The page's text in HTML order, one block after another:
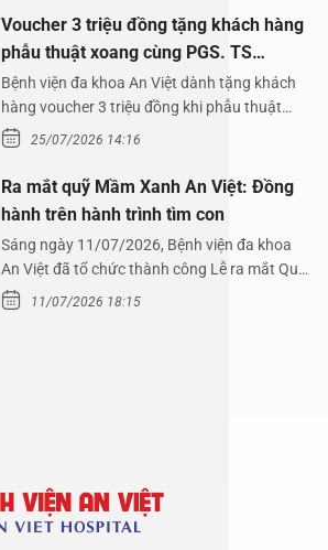
Voucher 3 triệu đồng tặng khách hàng
phẫu thuật xoang cùng PGS. TS
Nguyễn Thị Hoài An
Bệnh viện đa khoa An Việt dành tặng khách
hàng voucher 3 triệu đồng khi phẫu thuật
xoang cùng PGS.…
25/07/2026 14:16
Ra mắt quỹ Mầm Xanh An Việt: Đồng
hành trên hành trình tìm con
Sáng ngày 11/07/2026, Bệnh viện đa khoa
An Việt đã tổ chức thành công Lễ ra mắt Quỹ
Mầm Xanh…
11/07/2026 18:15